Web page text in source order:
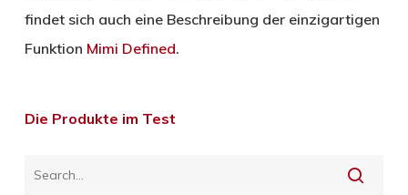
findet sich auch eine Beschreibung der einzigartigen
Funktion Mimi Defined.
Die Produkte im Test